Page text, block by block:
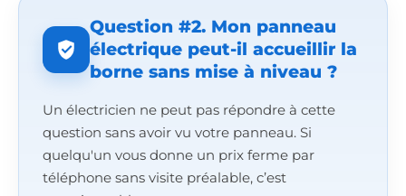
Question #2. Mon panneau
électrique peut-il accueillir la
borne sans mise à niveau ?
Un électricien ne peut pas répondre à cette
question sans avoir vu votre panneau. Si
quelqu'un vous donne un prix ferme par
téléphone sans visite préalable, c’est